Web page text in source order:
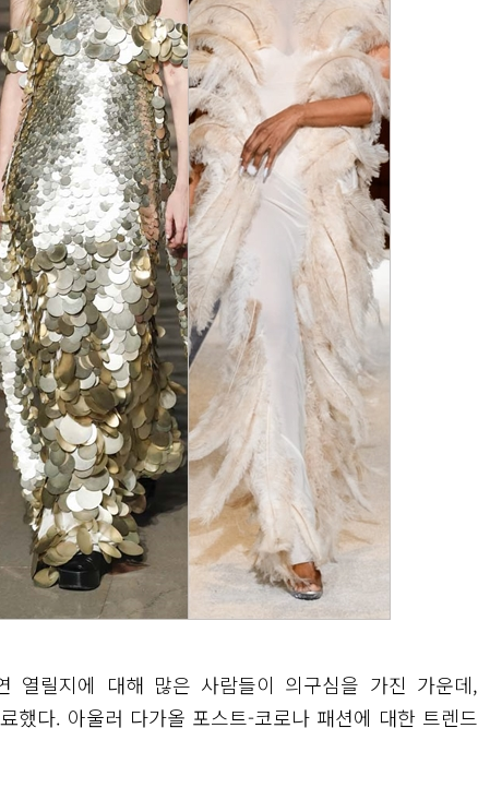
열릴지에 대해 많은 사람들이 의구심을 가진 가운데,
했다. 아울러 다가올 포스트-코로나 패션에 대한 트렌드